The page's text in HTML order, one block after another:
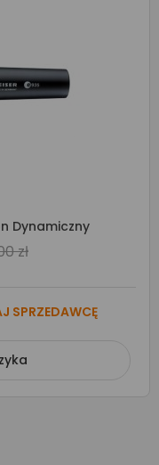
Dynamiczny
zł
SPRZEDAWCĘ